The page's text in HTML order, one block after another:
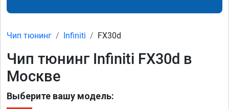
Чип тюнинг Infiniti FX30d
Чип тюнинг Infiniti FX30d в
Москве
Выберите вашу модель: